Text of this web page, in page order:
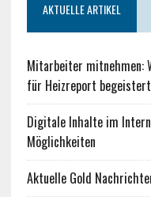
AKTUELLE ARTIKEL
Mitarbeiter mitnehmen:
für Heizreport begeistert
Digitale Inhalte im
Möglichkeiten
Aktuelle Gold